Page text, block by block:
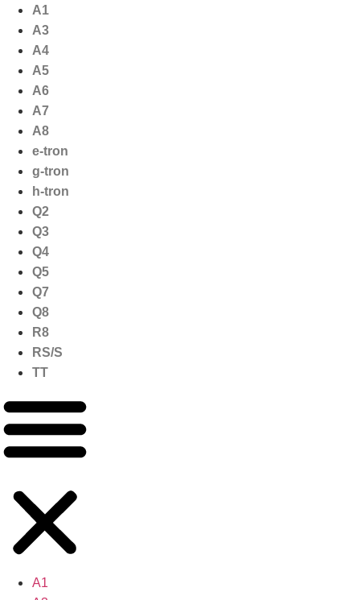
naar
inhoud
A1
A3
A4
A5
A6
A7
A8
e-tron
g-tron
h-tron
Q2
Q3
Q4
Q5
Q7
Q8
R8
RS/S
TT
A1